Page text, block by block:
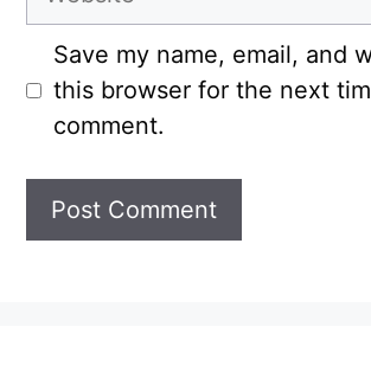
Save my name, email, and
this browser for the next
comment.